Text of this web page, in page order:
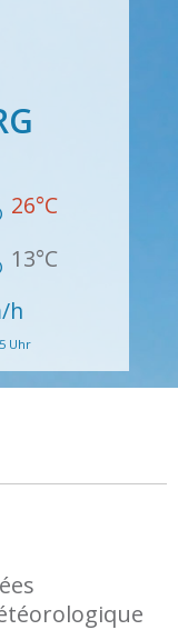
26°C
13°C
h
Uhr